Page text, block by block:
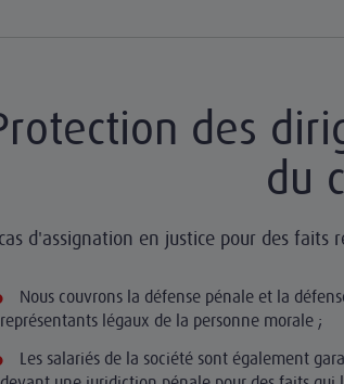
des
du
d'assignation en justice pour des faits
Nous couvrons la défense pénale et la
représentants légaux de la personne morale ;
Les salariés de la société sont également